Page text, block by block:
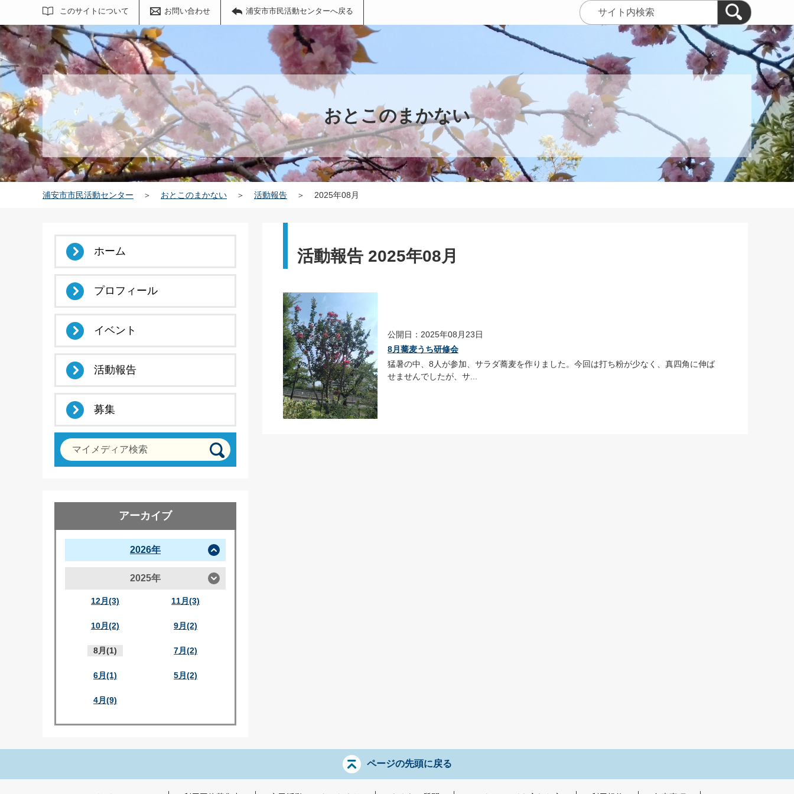
このサイトについて お問い合わせ 浦安市市民活動センターへ戻る
サイト内検索
おとこのまかない
浦安市市民活動センター ＞ おとこのまかない ＞ 活動報告 ＞ 2025年08月
活動報告 2025年08月
公開日：2025年08月23日
8月蕎麦うち研修会
猛暑の中、8人が参加、サラダ蕎麦を作りました。今回は打ち粉が少なく、真四角に伸ば
せませんでしたが、サ...
ホーム
プロフィール
イベント
活動報告
募集
マイメディア検索
アーカイブ
2026年
2025年
12月(3) 11月(3)
10月(2) 9月(2)
8月(1) 7月(2)
6月(1) 5月(2)
4月(9)
ページの先頭に戻る